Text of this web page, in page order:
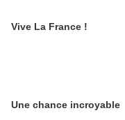
Vive La France !
Une chance incroyable